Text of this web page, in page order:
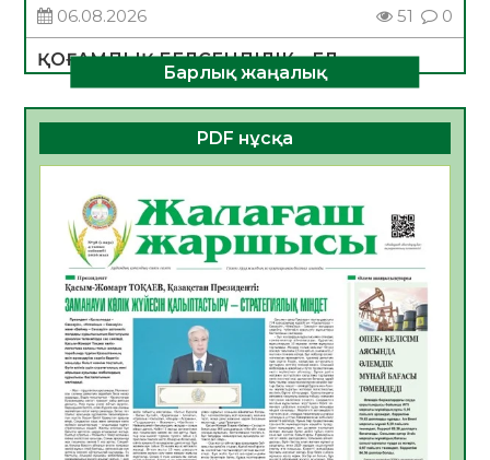
06.08.2026
51 0
ҚОҒАМДЫҚ БЕЛСЕНДІЛІК – ЕЛ
ДАМУЫНЫҢ НЕГІЗІ
06.08.2026
49 0
ҚҰРЫЛТАЙ САЙЛАУЫ – БОЛАШАҚҚА
БАСТАР ЖАУАПТЫ ТАҢДАУ
06.08.2026
Инфекциялық ауруларға қарсы иммундау
жұмыстарының тиімділігі
06.08.2026
53
Көкжөтел ауруы туралы
06.08.2026
51
АПВ вакцинасы туралы мәлімет
06.08.2026
49
Барлық жаңалық
PDF нұсқа